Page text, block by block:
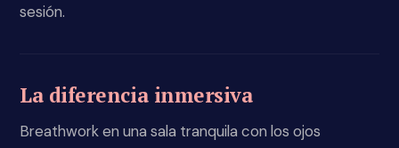
sesión.
La diferencia inmersiva
Breathwork en una sala tranquila con los ojos